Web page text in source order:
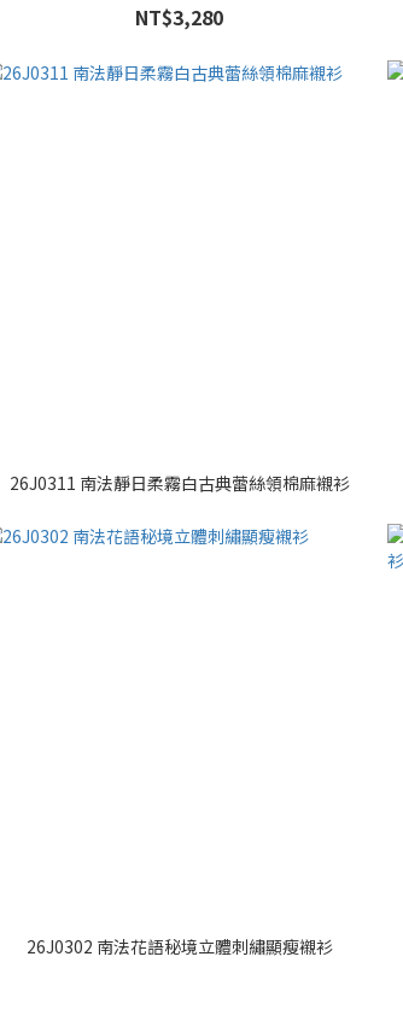
NT$3,280
26J0311 南法靜日柔霧白古典蕾絲領棉麻襯衫
26J0302 南法花語秘境立體刺繡顯瘦襯衫